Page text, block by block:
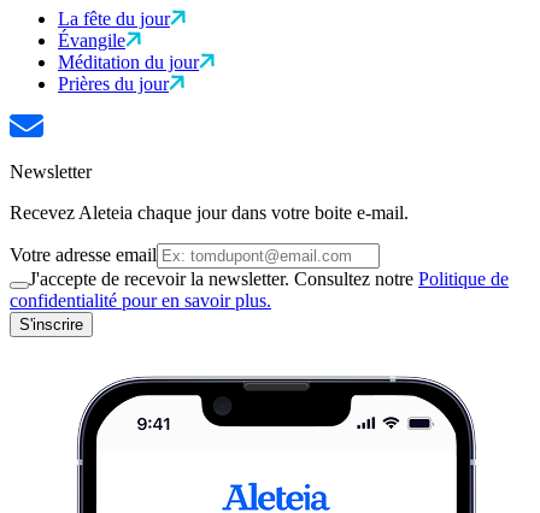
La fête du jour
Évangile
Méditation du jour
Prières du jour
Newsletter
Recevez Aleteia chaque jour dans votre boite e-mail.
Votre adresse email
J'accepte de recevoir la newsletter. Consultez notre Politique de
confidentialité pour en savoir plus.
S'inscrire